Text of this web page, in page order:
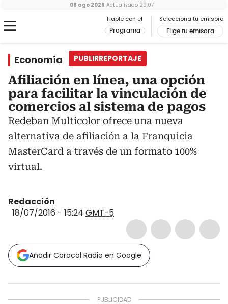
Hable con el
Programa
Selecciona tu emisora
Elige tu emisora
08 ago 2026 Actualizado 22:07
Economía PUBLIRREPORTAJE
Afiliación en línea, una opción
para facilitar la vinculación de
comercios al sistema de pagos
Redeban Multicolor ofrece una nueva
alternativa de afiliación a la Franquicia
MasterCard a través de un formato 100%
virtual.
Redacción
18/07/2016 - 15:24 GMT-5
Añadir Caracol Radio en Google